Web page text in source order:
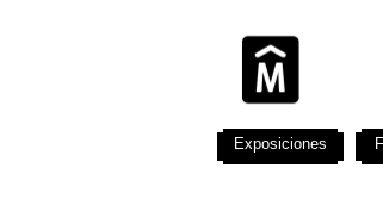
Exposiciones